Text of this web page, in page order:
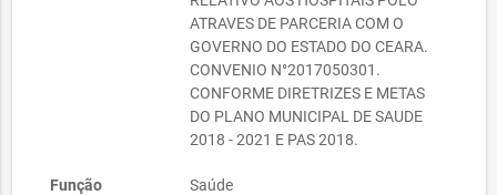
ATRAVES DE PARCERIA COM O
GOVERNO DO ESTADO DO CEARA.
CONVENIO N°2017050301.
CONFORME DIRETRIZES E METAS
DO PLANO MUNICIPAL DE SAUDE
2018 - 2021 E PAS 2018.
Função Saúde